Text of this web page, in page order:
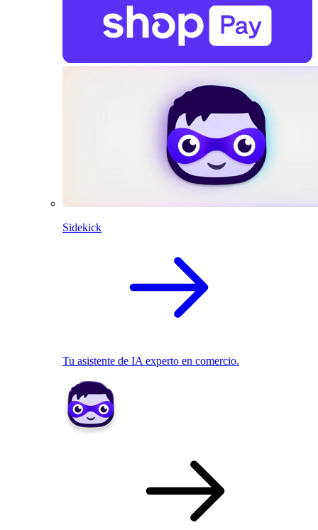
Sidekick
Tu asistente de IA experto en comercio.